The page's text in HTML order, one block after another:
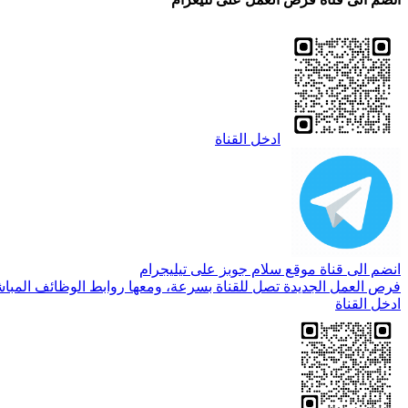
ادخل القناة
انضم الى قناة موقع سلام جوبز على تيليجرام
فرص العمل الجديدة تصل للقناة بسرعة، ومعها روابط الوظائف
ادخل القناة